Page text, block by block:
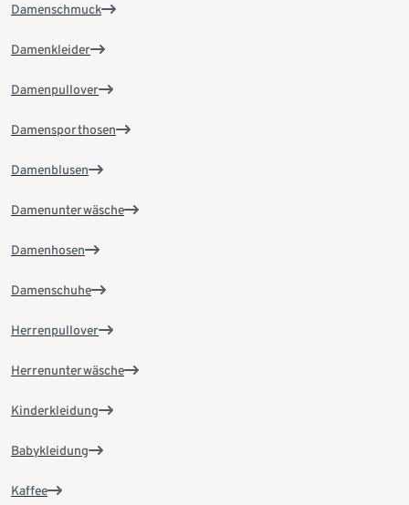
Damenschmuck
Damenkleider
Damenpullover
Damensporthosen
Damenblusen
Damenunterwäsche
Damenhosen
Damenschuhe
Herrenpullover
Herrenunterwäsche
Kinderkleidung
Babykleidung
Kaffee